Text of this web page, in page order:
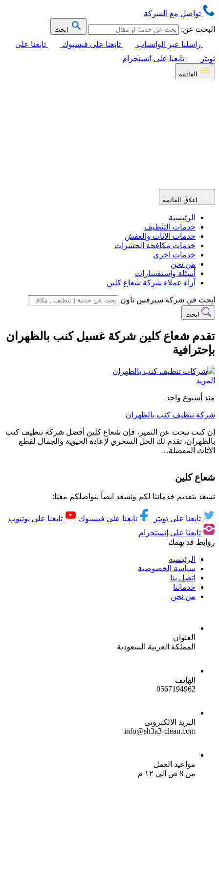
تواصل مع الشركة
البحث عن:
ابحث
راسلنا عبر الواتساب تابعنا على فيسبوك
تابعنا على
تويتر
تابعنا على انستجرام
القائمة
اغلاق القائمة
الرئيسية
خدمات التنظيف
خدمات الاثاث والعفش
خدمات مكافحة الحشرات
خدمات اخري
من نحن
أسئلة واستفسارات
آراء عملاء شركة شعاع كلين
ابحث في شركة سيرفس تاون
ابحث
تقدم شعاع كلين شركة غسيل كنب بالظهران
بإحترافية
المزيد
منذ أسبوع واحد
شركة تنظيف كنب بالظهران
إن كنت تبحث عن التميز، فإن شعاع كلين أفضل شركة تنظيف كنب
بالظهران، تقدم لك الحل السحري لإعادة الحيوية والجمال لقطع
الأثاث المفضلة…
شعاع كلين
نسعد بتقديم خدماتنا لكم ونسعد ايضاً بتواصلكم معنا:
تابعنا على تويتر تابعنا على فيسبوك
تابعنا على يوتيوب
تابعنا على إنستجرام
روابط قد تهمك
الرئيسيه
سياسة الخصوصية
اتصل بنا
خدماتنا
من نحن
العنوان
المملكة العربية السعودية
الهاتف
0567194962
البريد الالكترونى
info@sh3a3-clean.com
مواعيد العمل
من 8 ص الي ١٢ م